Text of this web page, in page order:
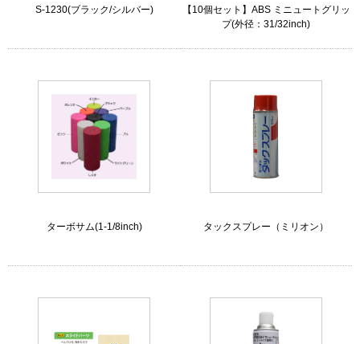
S-1230(ブラック/シルバー)
【10個セット】ABS ミニュートグリッ
プ(外径：31/32inch)
ターボサム(1-1/8inch) タックスプレー（ミリオン）